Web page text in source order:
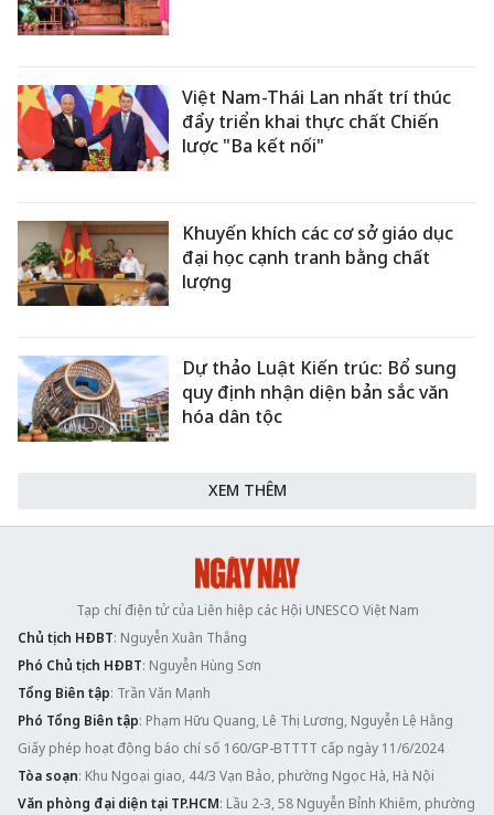
Việt Nam-Thái Lan nhất trí thúc
đẩy triển khai thực chất Chiến
lược "Ba kết nối"
Khuyến khích các cơ sở giáo dục
đại học cạnh tranh bằng chất
lượng
Dự thảo Luật Kiến trúc: Bổ sung
quy định nhận diện bản sắc văn
hóa dân tộc
XEM THÊM
Tạp chí điện tử của Liên hiệp các Hội UNESCO Việt Nam
Chủ tịch HĐBT: Nguyễn Xuân Thắng
Phó Chủ tịch HĐBT: Nguyễn Hùng Sơn
Tổng Biên tập: Trần Văn Mạnh
Phó Tổng Biên tập: Phạm Hữu Quang, Lê Thị Lương, Nguyễn Lệ Hằng
Giấy phép hoạt động báo chí số 160/GP-BTTTT cấp ngày 11/6/2024
Tòa soạn: Khu Ngoại giao, 44/3 Vạn Bảo, phường Ngọc Hà, Hà Nội
Văn phòng đại diện tại TP.HCM: Lầu 2-3, 58 Nguyễn Bỉnh Khiêm, phường